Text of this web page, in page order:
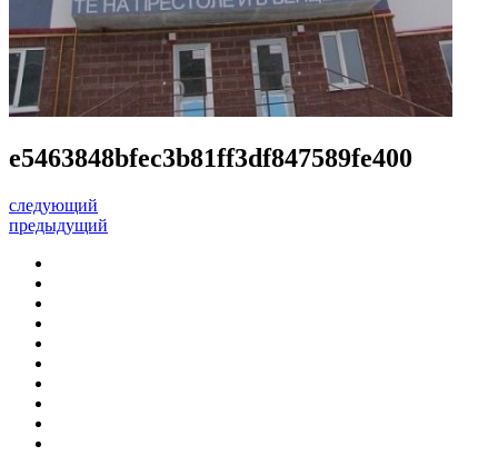
e5463848bfec3b81ff3df847589fe400
следующий
предыдущий